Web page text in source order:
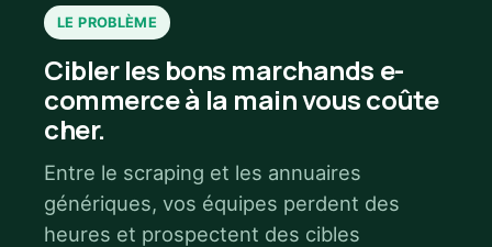
LE PROBLÈME
Cibler les bons marchands e-
commerce à la main vous coûte
cher.
Entre le scraping et les annuaires
génériques, vos équipes perdent des
heures et prospectent des cibles